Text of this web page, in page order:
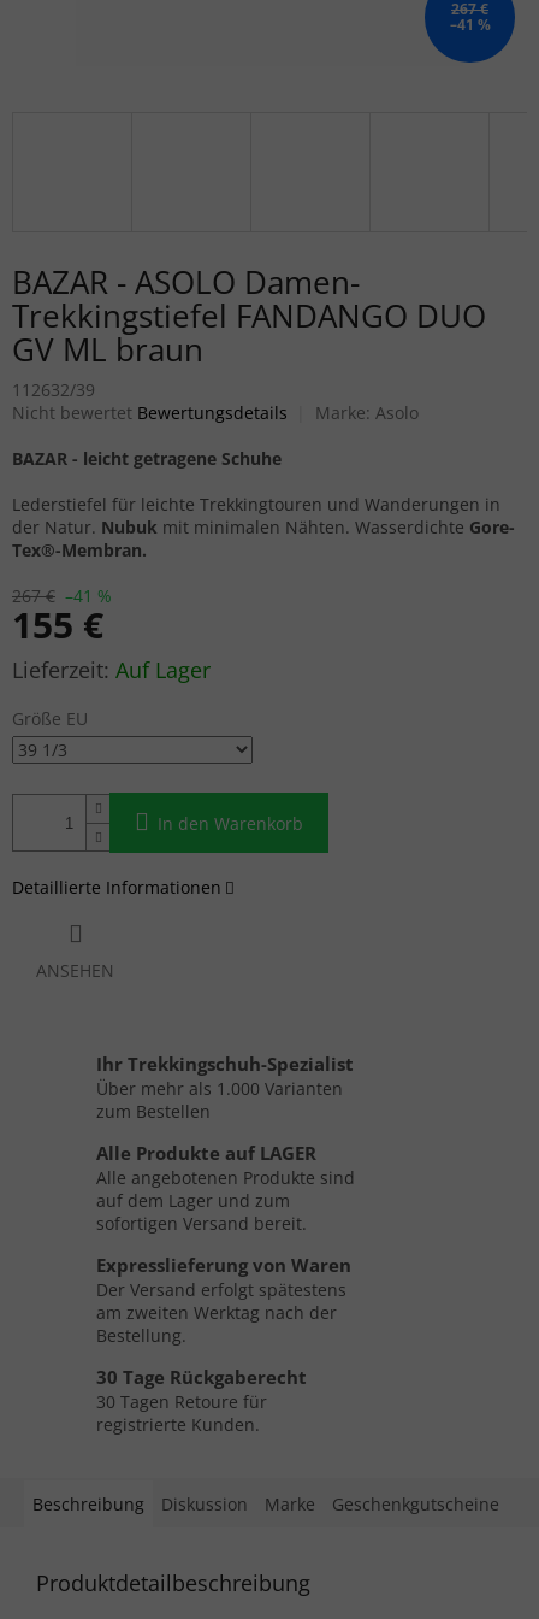
267 €
–41 %
BAZAR - ASOLO Damen-
Trekkingstiefel FANDANGO DUO
GV ML braun
112632/39
Die durchschnittliche Produktbewertung ist 0,0 von 5 Sternen.
Nicht bewertet Bewertungsdetails Marke: Asolo
267 € –41 %
155 €
Verkaufspreis:Auf Lager
Größe EU
In den Warenkorb
BAZAR - leicht getragene Schuhe
Lederstiefel für leichte Trekkingtouren und Wanderungen in
der Natur. Nubuk mit minimalen Nähten. Wasserdichte Gore-
Tex®-Membran.
Detaillierte Informationen
ANSEHEN
Ihr Trekkingschuh-Spezialist
Über mehr als 1.000 Varianten
zum Bestellen
Alle Produkte auf LAGER
Alle angebotenen Produkte sind
auf dem Lager und zum
sofortigen Versand bereit.
Expresslieferung von Waren
Der Versand erfolgt spätestens
am zweiten Werktag nach der
Bestellung.
30 Tage Rückgaberecht
30 Tagen Retoure für
registrierte Kunden.
Beschreibung Diskussion Marke Geschenkgutscheine
Produktdetailbeschreibung